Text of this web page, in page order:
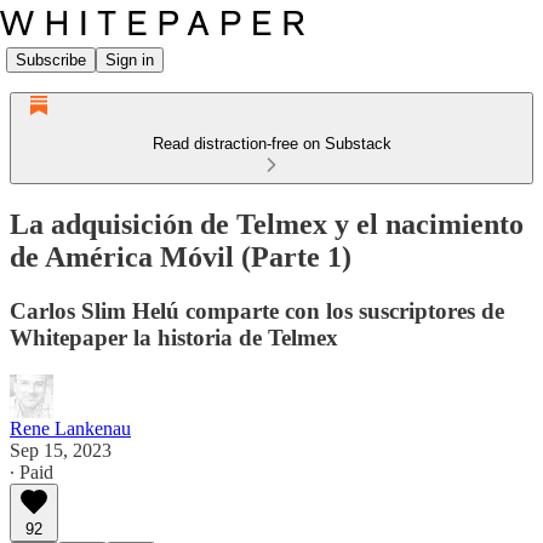
Subscribe Sign in
Read distraction-free on Substack
La adquisición de Telmex y el nacimiento
de América Móvil (Parte 1)
Carlos Slim Helú comparte con los suscriptores de
Whitepaper la historia de Telmex
Rene Lankenau
Sep 15, 2023
∙ Paid
92